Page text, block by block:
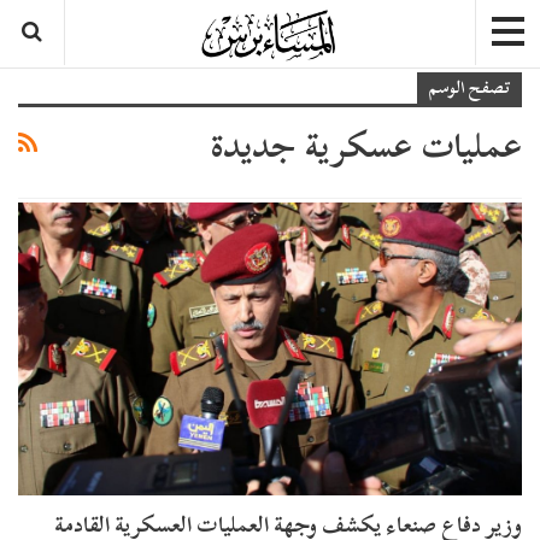
تصفح الوسم
عمليات عسكرية جديدة
وزير دفاع صنعاء يكشف وجهة العمليات العسكرية القادمة